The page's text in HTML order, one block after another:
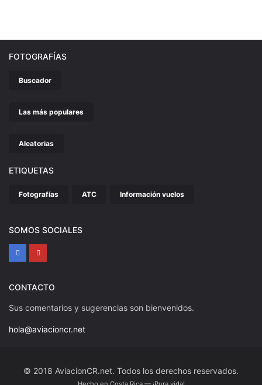
FOTOGRAFÍAS
Buscador
Las más populares
Aleatorias
ETIQUETAS
Fotografías ATC Información vuelos
SOMOS SOCIALES
CONTACTO
Sus comentarios y sugerencias son bienvenidos.
hola@aviacioncr.net
© 2018 AviacionCR.net. Todos los derechos reservados.